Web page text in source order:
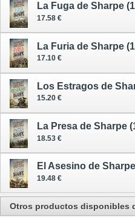
La Fuga de Sharpe
17.58 €
La Furia de Sharpe
17.10 €
Los Estragos de
15.20 €
La Presa de Sharpe
18.53 €
El Asesino de
19.48 €
Otros productos disponibles